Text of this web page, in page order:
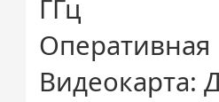
ГГц
Оперативная
Видеокарта: